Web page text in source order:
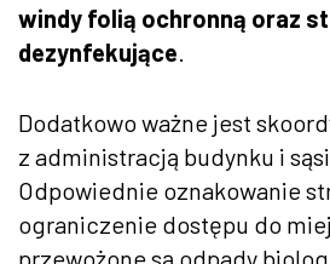
windy folią ochronną oraz
dezynfekujące
Dodatkowo ważne jest
z administracją budynku i
Odpowiednie oznakowanie
ograniczenie dostępu do
przewożone są odpady